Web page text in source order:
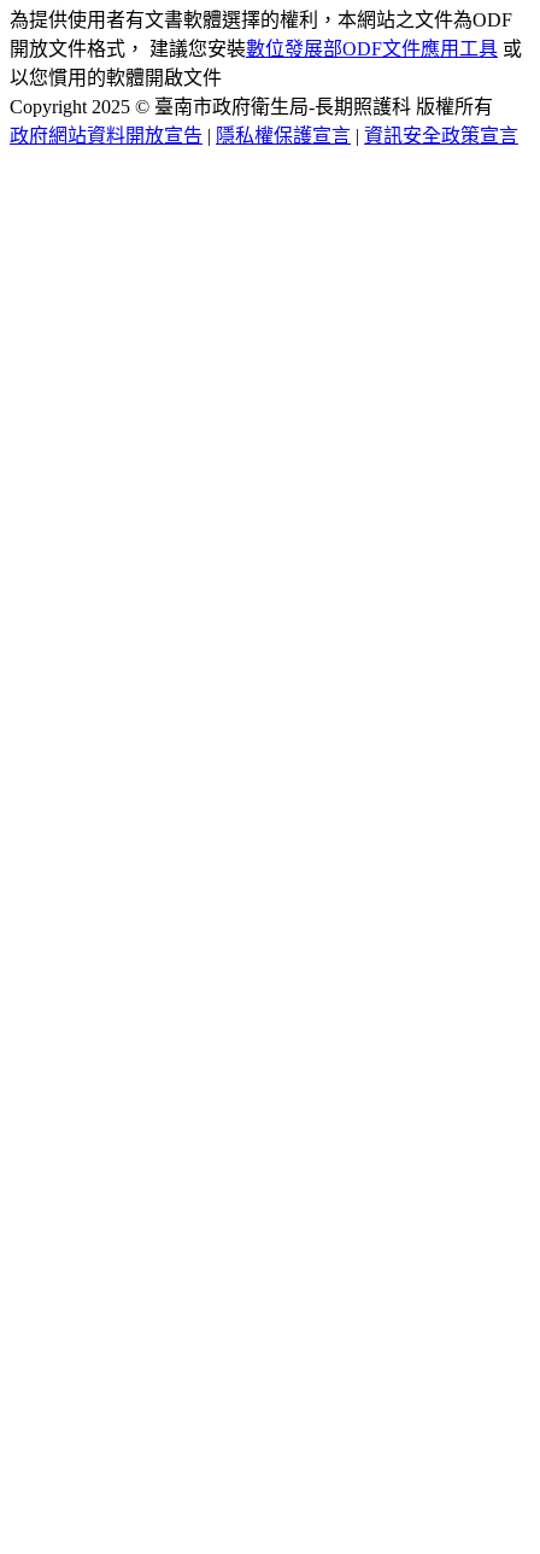
為提供使用者有文書軟體選擇的權利，本網站之文件為ODF
開放文件格式， 建議您安裝數位發展部ODF文件應用工具 或
以您慣用的軟體開啟文件
Copyright 2025 © 臺南市政府衛生局-長期照護科 版權所有
政府網站資料開放宣告 | 隱私權保護宣言 | 資訊安全政策宣言